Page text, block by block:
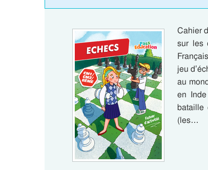
Cahier
sur les
jeu
au
en
bataille
(les…